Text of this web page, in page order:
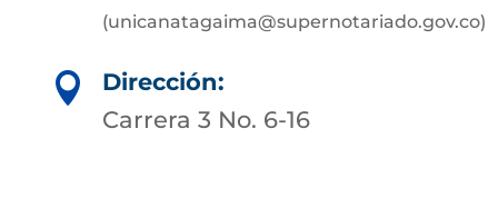
(unicanatagaima@supernotariado.gov.co)

Dirección:
Carrera 3 No. 6-16